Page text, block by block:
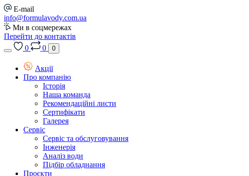
E-mail
info@formulavody.com.ua
Ми в соцмережах
Перейти до контактів
0
0 0
Акції
Про компанію
Історія
Наша команда
Рекомендаційні листи
Сертифікати
Галерея
Сервіс
Сервіс та обслуговування
Інженерія
Аналіз води
Підбір обладнання
Проєкти